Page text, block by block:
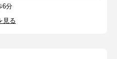
6分
見る